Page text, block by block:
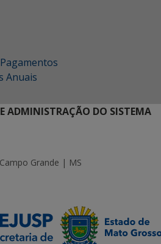
Anuais
ADMINISTRAÇÃO DO SISTEMA
Grande | MS